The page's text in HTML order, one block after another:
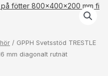
/ GPPH Svetsstöd TRESTLE
mm diagonalt rutnät